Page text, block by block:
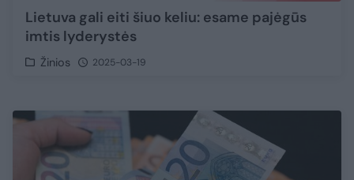
Lietuva gali eiti šiuo keliu: esame pajėgūs
imtis lyderystės
Žinios 2025-03-19